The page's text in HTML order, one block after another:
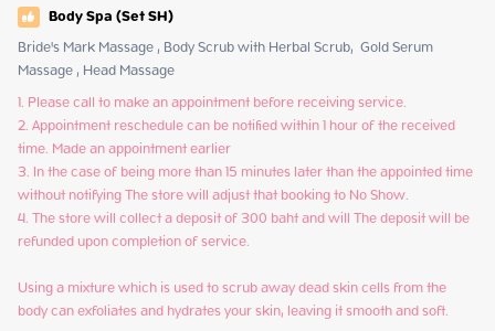
Body Spa (Set SH)
Bride's Mark Massage , Body Scrub with Herbal Scrub,  Gold Serum
Massage , Head Massage
1. Please call to make an appointment before receiving service.
2. Appointment reschedule can be notified within 1 hour of the received
time. Made an appointment earlier
3. In the case of being more than 15 minutes later than the appointed time
without notifying The store will adjust that booking to No Show.
4. The store will collect a deposit of 300 baht and will The deposit will be
refunded upon completion of service.
Using a mixture which is used to scrub away dead skin cells from the
body can exfoliates and hydrates your skin, leaving it smooth and soft.